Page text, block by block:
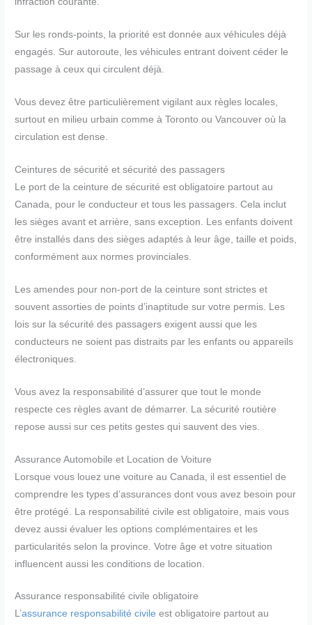
Sur les ronds-points, la priorité est donnée aux véhicules déjà
engagés. Sur autoroute, les véhicules entrant doivent céder le
passage à ceux qui circulent déjà.
Vous devez être particulièrement vigilant aux règles locales,
surtout en milieu urbain comme à Toronto ou Vancouver où la
circulation est dense.
Ceintures de sécurité et sécurité des passagers
Le port de la ceinture de sécurité est obligatoire partout au
Canada, pour le conducteur et tous les passagers. Cela inclut
les sièges avant et arrière, sans exception. Les enfants doivent
être installés dans des sièges adaptés à leur âge, taille et poids,
conformément aux normes provinciales.
Les amendes pour non-port de la ceinture sont strictes et
souvent assorties de points d’inaptitude sur votre permis. Les
lois sur la sécurité des passagers exigent aussi que les
conducteurs ne soient pas distraits par les enfants ou appareils
électroniques.
Vous avez la responsabilité d’assurer que tout le monde
respecte ces règles avant de démarrer. La sécurité routière
repose aussi sur ces petits gestes qui sauvent des vies.
Assurance Automobile et Location de Voiture
Lorsque vous louez une voiture au Canada, il est essentiel de
comprendre les types d’assurances dont vous avez besoin pour
être protégé. La responsabilité civile est obligatoire, mais vous
devez aussi évaluer les options complémentaires et les
particularités selon la province. Votre âge et votre situation
influencent aussi les conditions de location.
Assurance responsabilité civile obligatoire
L’assurance responsabilité civile est obligatoire partout au